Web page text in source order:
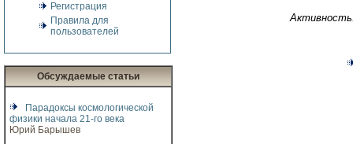
Регистрация
Правила для
пользователей
Обсуждаемые статьи
Парадоксы космологической
физики начала 21-го века
Юрий Барышев